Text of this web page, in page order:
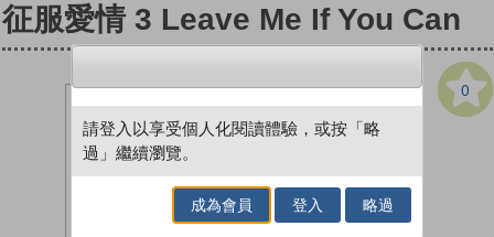
征服愛情 3 Leave Me If You Can
0
請登入以享受個人化閱讀體驗，或按「略
過」繼續瀏覽。
成為會員 登入 略過